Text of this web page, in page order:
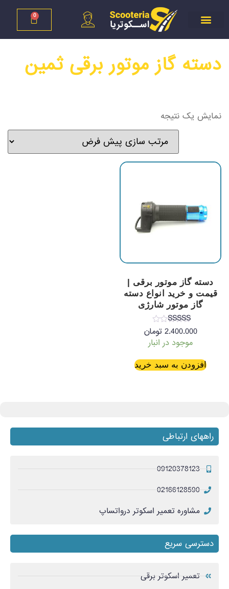
0
دسته گاز موتور برقی ثمین
نمایش یک نتیجه
دسته گاز موتور برقی |
قیمت و خرید انواع دسته
گاز موتور شارژی
نمره
4.85
از 5
2.400.000 تومان
موجود در انبار
افزودن به سبد خرید
راههای ارتباطی
09120378123
02166128590
مشاوره تعمیر اسکوتر درواتساپ
دسترسی سریع
تعمیر اسکوتر برقی